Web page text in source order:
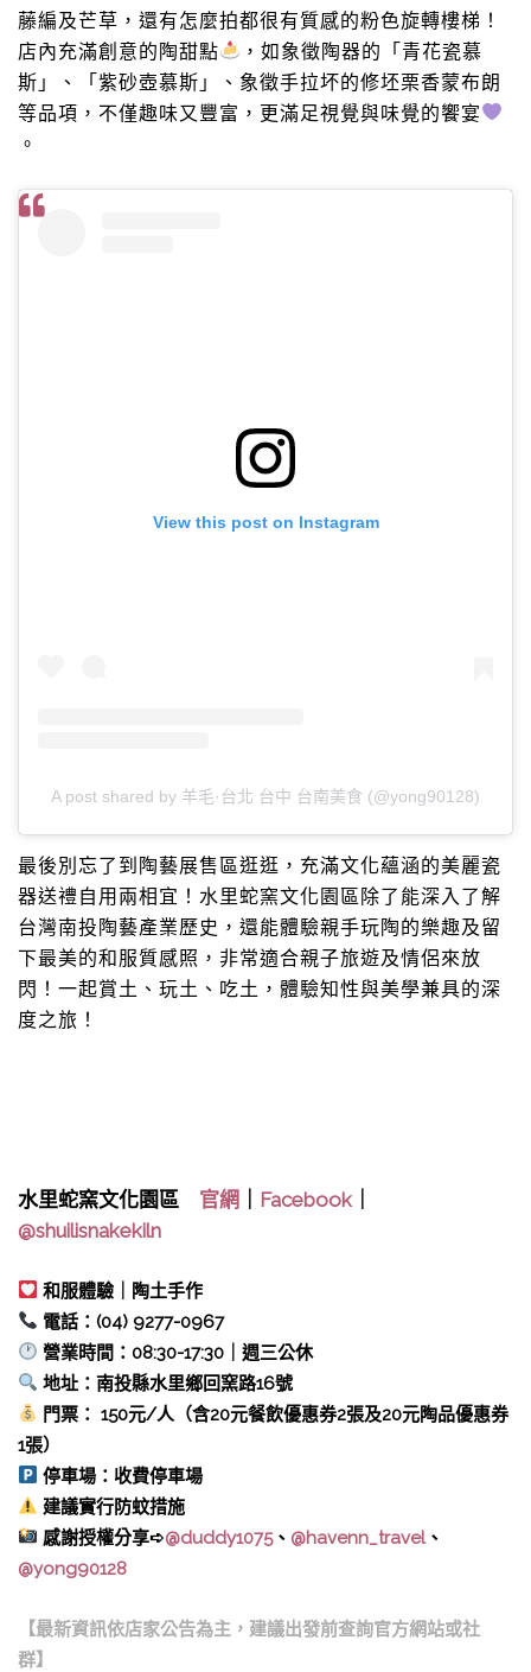
藤編及芒草，還有怎麼拍都很有質感的粉色旋轉樓梯！
店內充滿創意的陶甜點
，如象徵陶器的「青花瓷慕
斯」、「紫砂壺慕斯」、象徵手拉坏的修坯栗香蒙布朗
等品項，不僅趣味又豐富，更滿足視覺與味覺的饗宴
。
View this post on Instagram
A post shared by 羊毛·台北 台中 台南美食 (@yong90128)
最後別忘了到陶藝展售區逛逛，充滿文化蘊涵的美麗瓷
器送禮自用兩相宜！水里蛇窯文化園區除了能深入了解
台灣南投陶藝產業歷史，還能體驗親手玩陶的樂趣及留
下最美的和服質感照，非常適合親子旅遊及情侶來放
閃！一起賞土、玩土、吃土，體驗知性與美學兼具的深
度之旅！
水里蛇窯文化園區 官網 Facebook
@shuilisnakekiln
和服體驗｜陶土手作
電話：(04) 9277-0967
營業時間：08:30-17:30｜週三公休
地址：南投縣水里鄉回窯路16號
門票： 150元/人（含20元餐飲優惠券2張及20元陶品優惠券
1張）
停車場：收費停車場
建議實行防蚊措施
感謝授權分享➪@duddy1075、 @havenn_travel、
@yong90128
【最新資訊依店家公告為主，建議出發前查詢官方網站或社
群】